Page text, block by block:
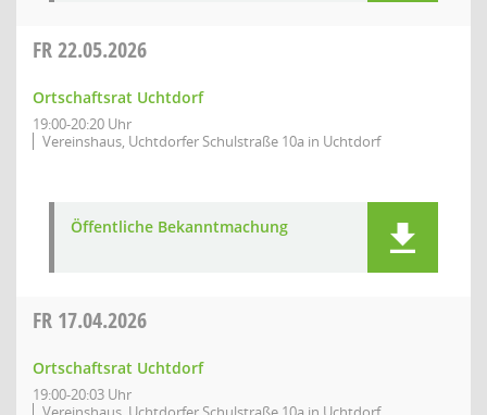
FR22.05.2026
Ortschaftsrat Uchtdorf
19:00-20:20 Uhr
Vereinshaus, Uchtdorfer Schulstraße 10a in Uchtdorf
Öffentliche Bekanntmachung
FR 17.04.2026
Ortschaftsrat Uchtdorf
19:00-20:03 Uhr